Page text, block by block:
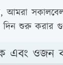
আমরা
দিন শুরু করার
এবং ওজন